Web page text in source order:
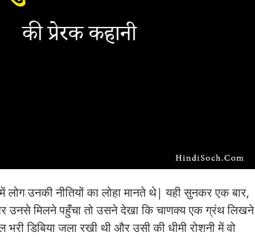
उनकी नीतियों का लोहा मानते थे| यही सुनकर एक बार,
उनसे मिलने पहुँचा तो उसने देखा कि चाणक्य एक ग्रंथ लिखने
डिबिया जला रखी थी और उसी की धीमी रोशनी में वो